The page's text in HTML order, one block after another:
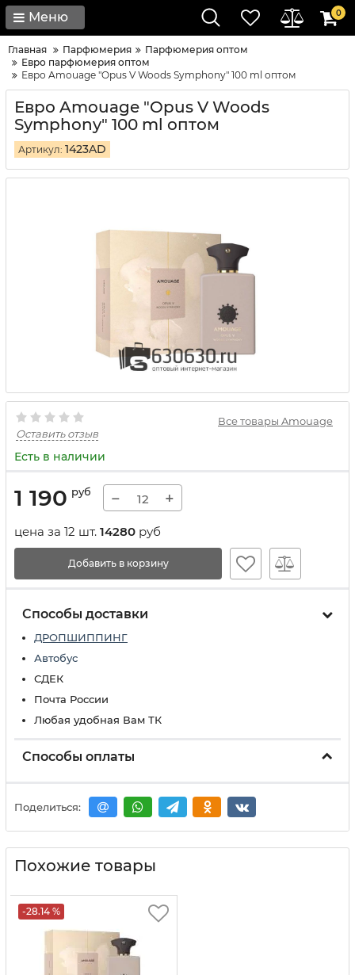
Меню 0
Главная Парфюмерия
Парфюмерия оптом
Евро парфюмерия оптом
Евро Amouage "Opus V Woods Symphony" 100 ml оптом
Евро Amouage "Opus V Woods
Symphony" 100 ml оптом
Артикул: 1423AD
Все товары Amouage
Оставить отзыв
Есть в наличии
1 190 руб − +
цена за 12 шт. 14280 руб
Добавить в корзину
Способы доставки
ДРОПШИППИНГ
Автобус
СДЕК
Почта России
Любая удобная Вам ТК
Способы оплаты
Поделиться:
Похожие товары
-28.14 %